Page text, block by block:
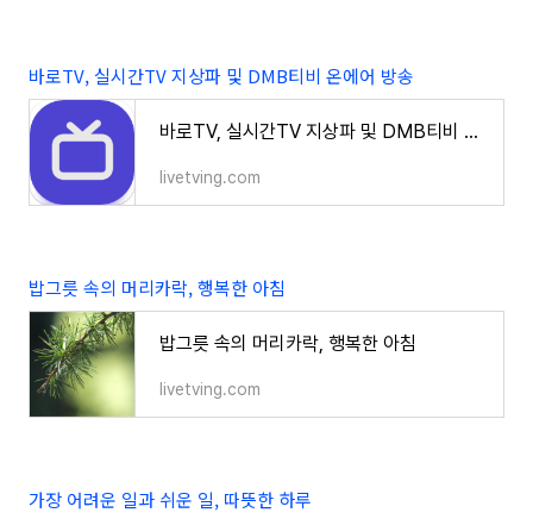
바로TV, 실시간TV 지상파 및 DMB티비 온에어 방송
바로TV, 실시간TV 지상파 및 DMB티비 온에어 방송
livetving.com
밥그릇 속의 머리카락, 행복한 아침
밥그릇 속의 머리카락, 행복한 아침
livetving.com
가장 어려운 일과 쉬운 일, 따뜻한 하루